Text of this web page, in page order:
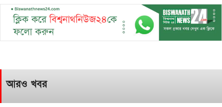
আরও খবর